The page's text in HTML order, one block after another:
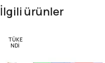
İlgili ürünler
TÜKE
NDI